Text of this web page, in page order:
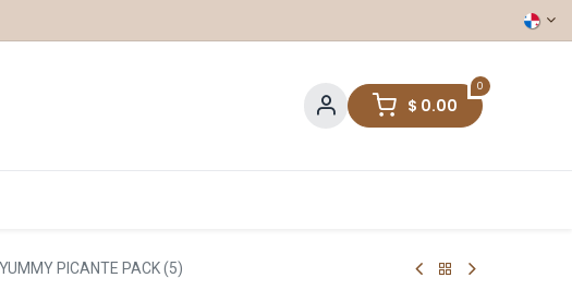
0
$ 0.00
PICANTE PACK (5)